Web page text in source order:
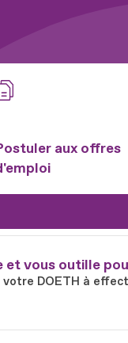
aux offres
et vous outille
DOETH à